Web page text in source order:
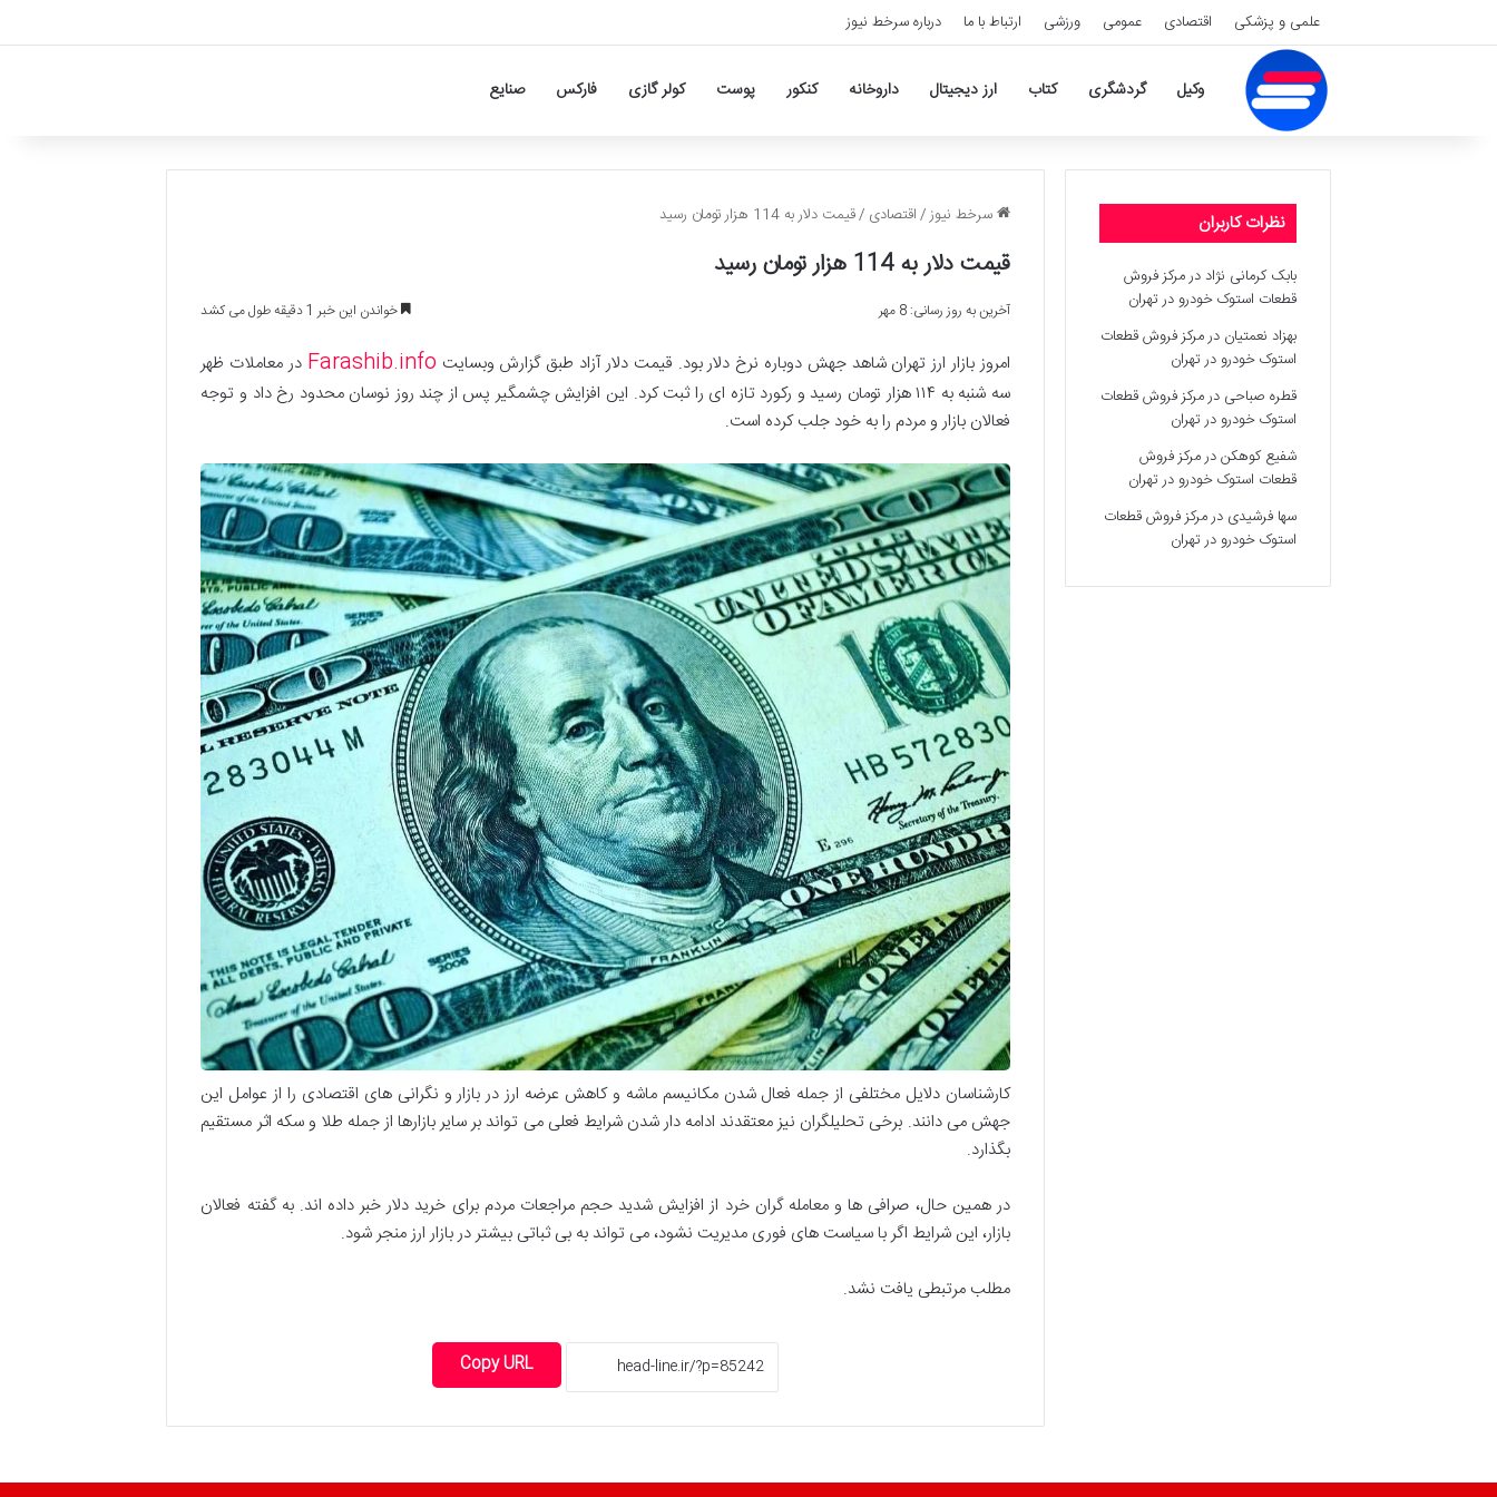
علمی و پزشکی اقتصادی عمومی ورزشی ارتباط با ما درباره سرخط نیوز
وکیل گردشگری کتاب ارز دیجیتال داروخانه کنکور پوست کولر گازی فارکس صنایع
سرخط نیوز/اقتصادی /قیمت دلار به 114 هزار تومان رسید
قیمت دلار به 114 هزار تومان رسید
آخرین به روز رسانی: 8 مهر خواندن این خبر 1 دقیقه طول می کشد
امروز بازار ارز تهران شاهد جهش دوباره نرخ دلار بود. قیمت دلار آزاد طبق گزارش وبسایت Farashib.info در معاملات ظهر
سه شنبه به ۱۱۴ هزار تومان رسید و رکورد تازه ای را ثبت کرد. این افزایش چشمگیر پس از چند روز نوسان محدود رخ داد و توجه
فعالان بازار و مردم را به خود جلب کرده است.
کارشناسان دلایل مختلفی از جمله فعال شدن مکانیسم ماشه و کاهش عرضه ارز در بازار و نگرانی های اقتصادی را از عوامل این
جهش می دانند. برخی تحلیلگران نیز معتقدند ادامه دار شدن شرایط فعلی می تواند بر سایر بازارها از جمله طلا و سکه اثر مستقیم
بگذارد.
در همین حال، صرافی ها و معامله گران خرد از افزایش شدید حجم مراجعات مردم برای خرید دلار خبر داده اند. به گفته فعالان
بازار، این شرایط اگر با سیاست های فوری مدیریت نشود، می تواند به بی ثباتی بیشتر در بازار ارز منجر شود.
مطلب مرتبطی یافت نشد.
Copy URL
نظرات کاربران
بابک کرمانی نژاد درمرکز فروش
قطعات استوک خودرو در تهران
بهزاد نعمتیان درمرکز فروش قطعات
استوک خودرو در تهران
قطره صباحی درمرکز فروش قطعات
استوک خودرو در تهران
شفیع کوهکندرمرکز فروش
قطعات استوک خودرو در تهران
سها فرشیدی درمرکز فروش قطعات
استوک خودرو در تهران